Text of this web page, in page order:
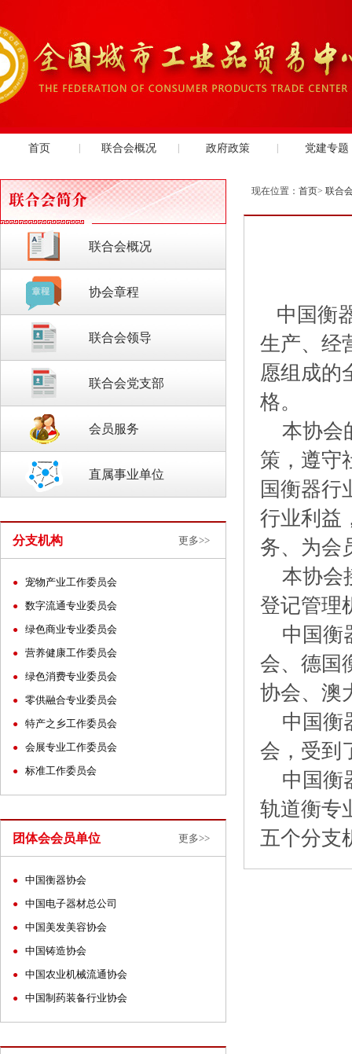
首页 联合会概况 政府政策 党建专题
联合会概况
协会章程
联合会领导
联合会党支部
会员服务
直属事业单位
分支机构 更多>>
● 宠物产业工作委员会
● 数字流通专业委员会
● 绿色商业专业委员会
● 营养健康工作委员会
● 绿色消费专业委员会
● 零供融合专业委员会
● 特产之乡工作委员会
● 会展专业工作委员会
● 标准工作委员会
团体会会员单位 更多>>
● 中国衡器协会
● 中国电子器材总公司
● 中国美发美容协会
● 中国铸造协会
● 中国农业机械流通协会
● 中国制药装备行业协会
现在位置： 首页> 联合
中国衡
生产、经
愿组成的
格。
本协会
策，遵守
国衡器行
行业利益
务、为会
本协会
登记管理
中国衡
会、德国
协会、澳
中国衡
会，受到
中国衡
轨道衡专
五个分支